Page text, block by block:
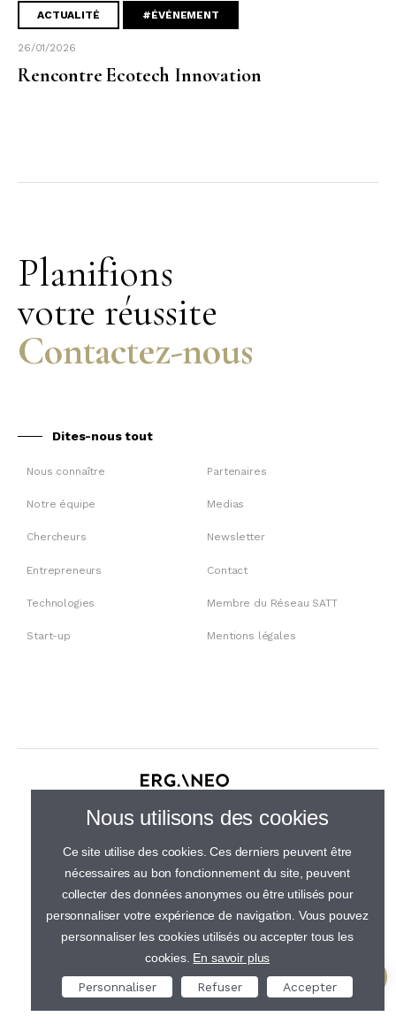
ACTUALITÉ #ÉVÉNEMENT
26/01/2026
Rencontre Ecotech Innovation
Planifions
votre réussite
Contactez-nous
Dites-nous tout
Nous connaître
Notre équipe
Chercheurs
Entrepreneurs
Technologies
Start-up
Partenaires
Medias
Newsletter
Contact
Membre du Réseau SATT
Mentions légales
01 44 23 21 50
Nous utilisons des cookies
Ce site utilise des cookies. Ces derniers peuvent être
nécessaires au bon fonctionnement du site, peuvent
collecter des données anonymes ou être utilisés pour
personnaliser votre expérience de navigation. Vous pouvez
personnaliser les cookies utilisés ou accepter tous les
cookies. En savoir plus
Personnaliser Refuser Accepter